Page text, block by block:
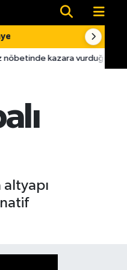
vurduğu babası hastanede